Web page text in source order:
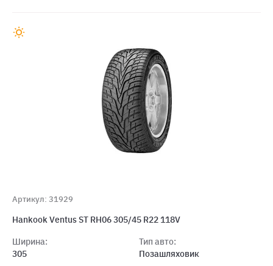
Артикул: 31929
Hankook Ventus ST RH06 305/45 R22 118V
Ширина:
305
Тип авто:
Позашляховик